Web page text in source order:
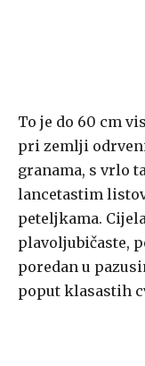
To je do 60 cm
pri zemlji
granama, s vrlo
lancetastim
peteljkama.
plavoljubičaste,
poredan u
poput klasastih